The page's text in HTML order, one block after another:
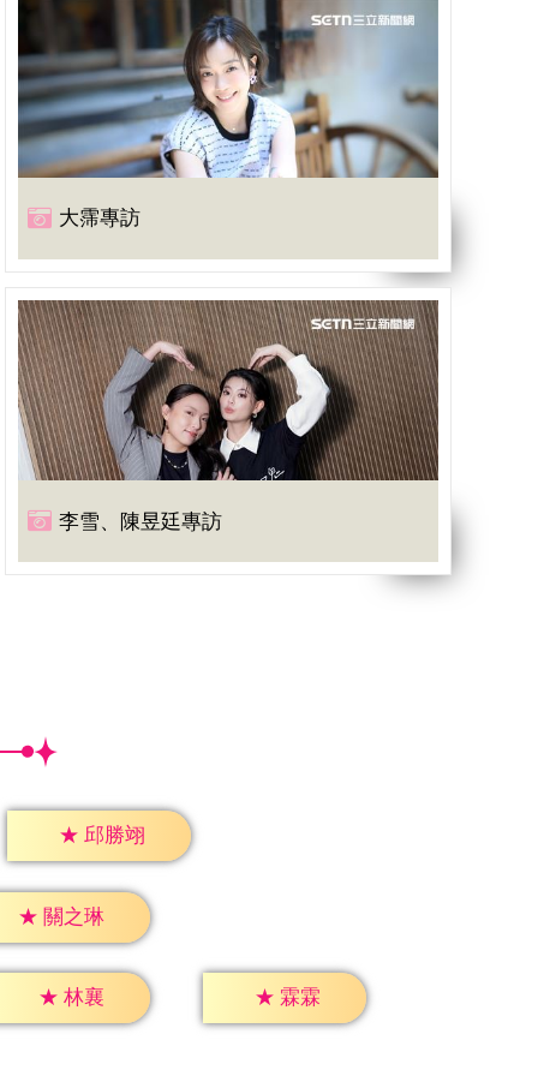
大霈專訪
李雪、陳昱廷專訪
★ 邱勝翊
★ 關之琳
★ 林襄 ★ 霖霖